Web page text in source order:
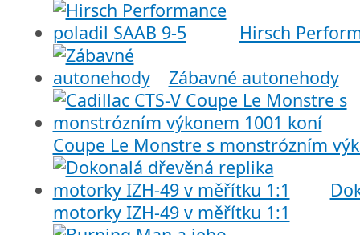
Hirsch
Zábavné autonehody
Coupe Le Monstre s monstrózním
motorky IZH-49 v měřítku 1:1